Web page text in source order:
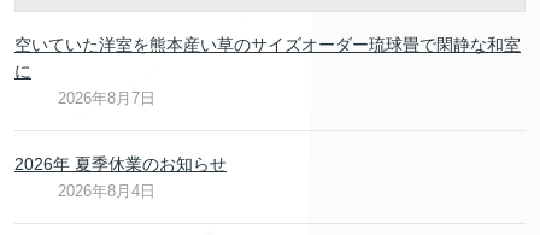
空いていた洋室を熊本産い草のサイズオーダー琉球畳で閑静な和室
に
2026年8月7日
2026年 夏季休業のお知らせ
2026年8月4日